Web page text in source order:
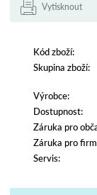
Vytisknout
Kód zboží:
Skupina zboží:
Výrobce:
Dostupnost:
Záruka pro
Záruka pro
Servis: